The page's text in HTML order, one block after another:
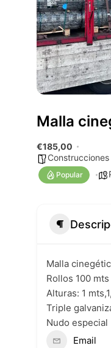
Malla
€185,00
Popular
Malla
Rollos 100
Alturas: 1
Triple
Nudo especial
Email